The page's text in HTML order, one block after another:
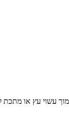
עשוי עץ או מתכת